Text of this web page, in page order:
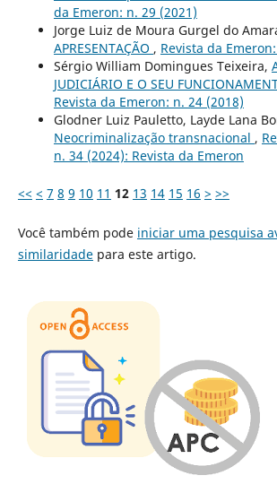
da Emeron: n. 29 (2021)
Jorge Luiz de Moura Gurgel do
APRESENTAÇÃO , Revista da
Sérgio William Domingues Teixeira,
JUDICIÁRIO E O SEU
Revista da Emeron: n. 24 (2018)
Glodner Luiz Pauletto, Layde Lana
Neocriminalização transnacional ,
n. 34 (2024): Revista da Emeron
<< < 7 8 9 10 11 12 13 14 15 16 > >>
Você também pode iniciar uma pesquisa
similaridadepara este artigo.